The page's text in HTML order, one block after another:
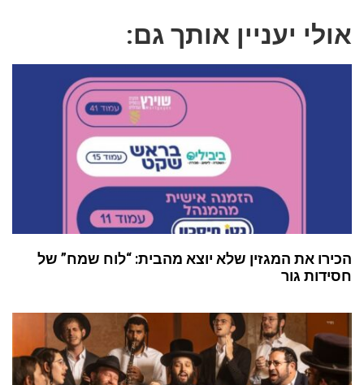
אולי יעניין אותך גם:
הכירו את המגזין שלא יוצא מהבית: “לוח שמח” של
חסידות גור